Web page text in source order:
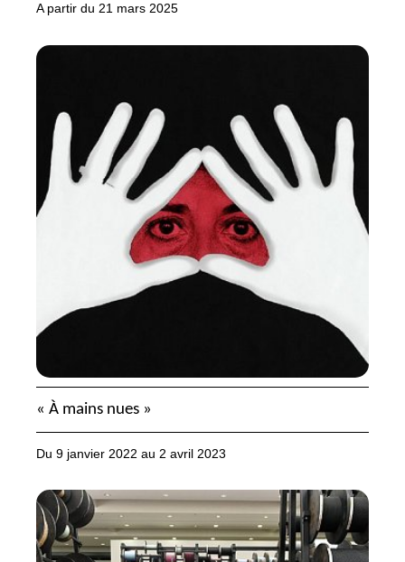
A partir du 21 mars 2025
« À mains nues »
Du 9 janvier 2022 au 2 avril 2023